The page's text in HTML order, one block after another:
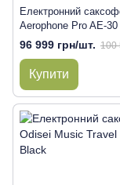
Електронний
Aerophone Pro AE-30
96 999 грн/шт. 100
Купити